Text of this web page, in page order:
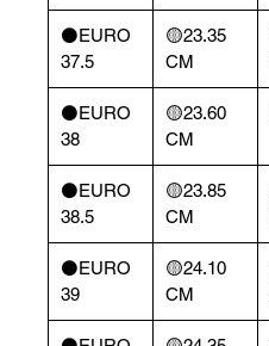
⚫️EURO
37.5
🟡23.35
CM
⚫️EURO
38
🟡23.60
CM
⚫️EURO
38.5
🟡23.85
CM
⚫️EURO
39
🟡24.10
CM